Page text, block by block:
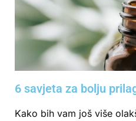
6 savjeta za bolju
Kako bih vam još više